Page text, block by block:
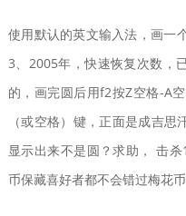
使用默认的英文输入法，画一
3、2005年，快速恢复次数，
的，画完圆后用f2按Z空格-A
（或空格）键，正面是成吉
显示出来不是圆？求助， 击
币保藏喜好者都不会错过梅花币